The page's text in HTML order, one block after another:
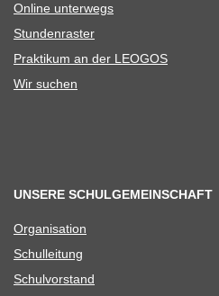
Online unter­wegs
Stun­den­ras­ter
Prak­ti­kum an der LEOGOS
Wir suchen
UNSERE SCHULGEMEINSCHAFT
Orga­ni­sa­tion
Schul­lei­tung
Schul­vor­stand